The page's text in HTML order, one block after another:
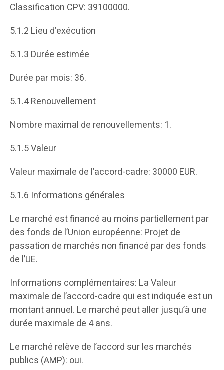
Classification CPV: 39100000.
5.1.2 Lieu d’exécution
5.1.3 Durée estimée
Durée par mois: 36.
5.1.4 Renouvellement
Nombre maximal de renouvellements: 1.
5.1.5 Valeur
Valeur maximale de l’accord-cadre: 30000 EUR.
5.1.6 Informations générales
Le marché est financé au moins partiellement par
des fonds de l’Union européenne: Projet de
passation de marchés non financé par des fonds
de l’UE.
Informations complémentaires: La Valeur
maximale de l’accord-cadre qui est indiquée est un
montant annuel. Le marché peut aller jusqu’à une
durée maximale de 4 ans.
Le marché relève de l’accord sur les marchés
publics (AMP): oui.